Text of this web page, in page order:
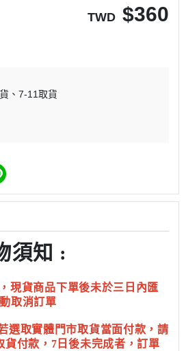
TWD $360
7-11取貨
須知 :
現貨商品下單後未於三日內匯
取消訂單
選取實體門市取貨當面付款，請
貨付款，7日後未完成者，訂單